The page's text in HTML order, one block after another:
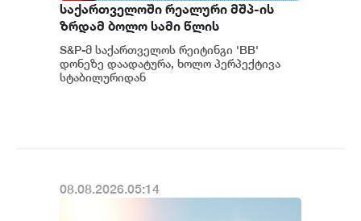
საქართველოში რეალური მშპ-ის
ზრდამ ბოლო სამი წლის
განმავლობაში საშუალოდ 8.3%
შეადგინა, რაც მსოფლიოში ერთ-
ერთი ყველაზე მაღალი
S&P-მ საქართველოს რეიტინგი 'BB'
დონეზე დაადატურა, ხოლო პერპექტივა
სტაბილურიდან
08.08.2026.05:14